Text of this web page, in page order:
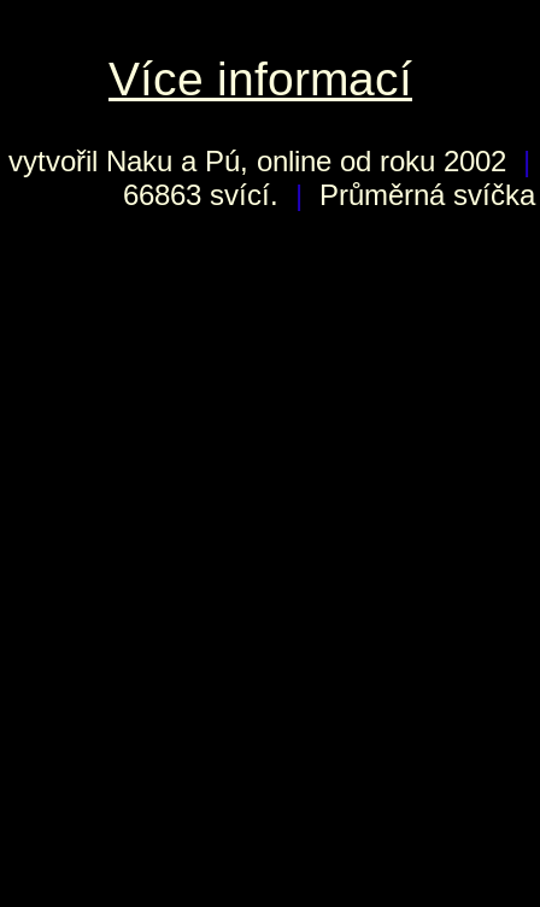
Více informací
vytvořil Naku a Pú, online od roku 2002 |
66863 svící.
| Průměrná